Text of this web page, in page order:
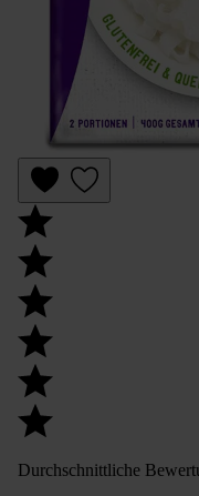
Durchschnittliche